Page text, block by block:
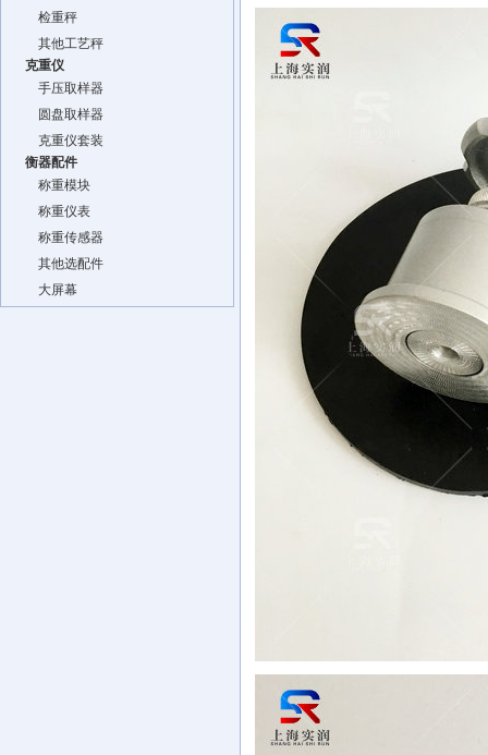
检重秤
其他工艺秤
克重仪
手压取样器
圆盘取样器
克重仪套装
衡器配件
称重模块
称重仪表
称重传感器
其他选配件
大屏幕